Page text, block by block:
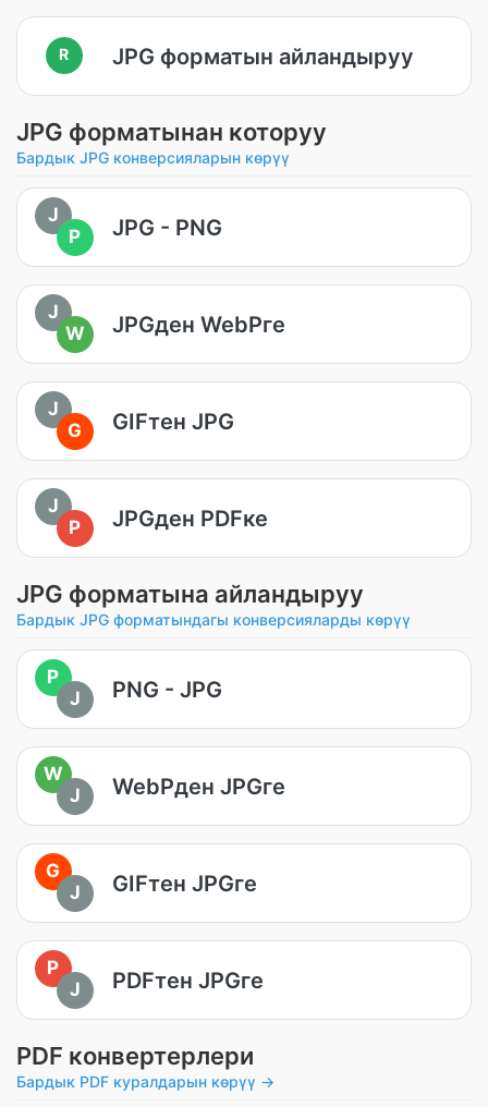
R JPG форматын айландыруу
JPG форматынан которуу
Бардык JPG конверсияларын көрүү
J
P
JPG - PNG
J
W
JPGден WebPге
J
G
GIFтен JPG
J
P
JPGден PDFке
JPG форматына айландыруу
Бардык JPG форматындагы конверсияларды көрүү
P
J
PNG - JPG
W
J
WebPден JPGге
G
J
GIFтен JPGге
P
J
PDFтен JPGге
PDF конвертерлери
Бардык PDF куралдарын көрүү →